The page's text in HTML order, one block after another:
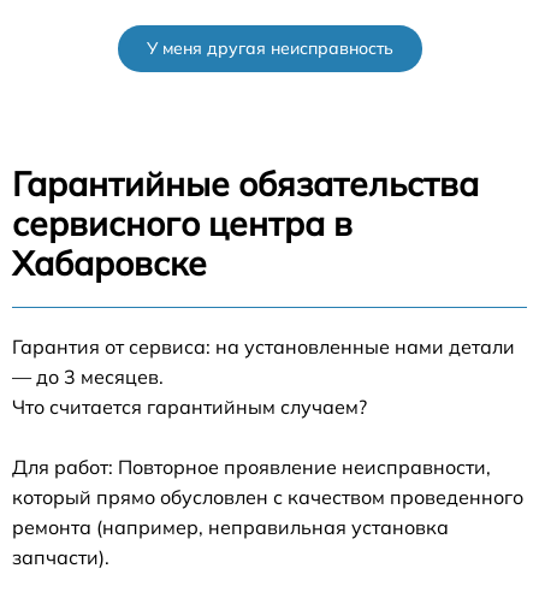
У меня другая неисправность
Гарантийные обязательства
сервисного центра в
Хабаровске
Гарантия от сервиса: на установленные нами детали
— до 3 месяцев.
Что считается гарантийным случаем?
Для работ: Повторное проявление неисправности,
который прямо обусловлен с качеством проведенного
ремонта (например, неправильная установка
запчасти).